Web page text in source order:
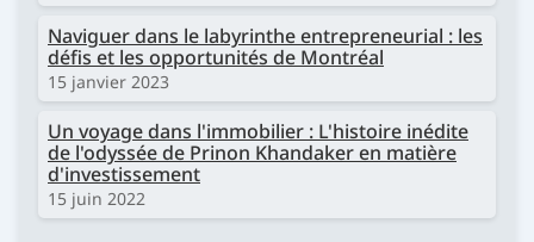
Naviguer dans le labyrinthe entrepreneurial : les
défis et les opportunités de Montréal
15 janvier 2023
Un voyage dans l'immobilier : L'histoire inédite
de l'odyssée de Prinon Khandaker en matière
d'investissement
15 juin 2022